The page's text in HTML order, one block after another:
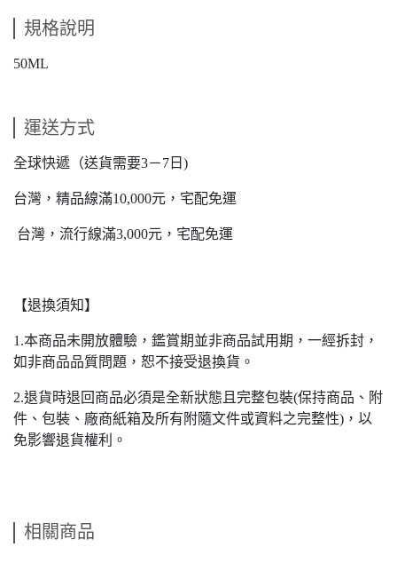
規格說明
50ML
運送方式
全球快遞（送貨需要3－7日)
台灣，精品線滿10,000元，宅配免運
台灣，流行線滿3,000元，宅配免運
【退換須知】
1.本商品未開放體驗，鑑賞期並非商品試用期，一經拆封，
如非商品品質問題，恕不接受退換貨。
2.退貨時退回商品必須是全新狀態且完整包裝(保持商品、附
件、包裝、廠商紙箱及所有附隨文件或資料之完整性)，以
免影響退貨權利。
相關商品